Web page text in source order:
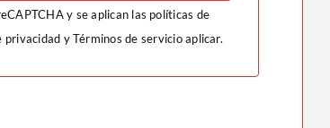
y se aplican las políticas de
privacidad yTérminos de servicioaplicar.